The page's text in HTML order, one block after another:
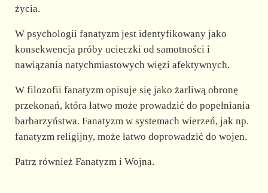
życia.
W psychologii fanatyzm jest identyfikowany jako
konsekwencja próby ucieczki od samotności i
nawiązania natychmiastowych więzi afektywnych.
W filozofii fanatyzm opisuje się jako żarliwą obronę
przekonań, która łatwo może prowadzić do popełniania
barbarzyństwa. Fanatyzm w systemach wierzeń, jak np.
fanatyzm religijny, może łatwo doprowadzić do wojen.
Patrz również Fanatyzm i Wojna.